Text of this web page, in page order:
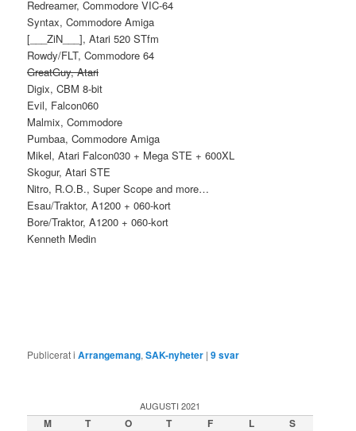
Redreamer, Commodore VIC-64
Syntax, Commodore Amiga
[___ZiN___], Atari 520 STfm
Rowdy/FLT, Commodore 64
GreatGuy, Atari
Digix, CBM 8-bit
Evil, Falcon060
Malmix, Commodore
Pumbaa, Commodore Amiga
Mikel, Atari Falcon030 + Mega STE + 600XL
Skogur, Atari STE
Nitro, R.O.B., Super Scope and more…
Esau/Traktor, A1200 + 060-kort
Bore/Traktor, A1200 + 060-kort
Kenneth Medin
Publicerat i Arrangemang,SAK-nyheter |9svar
AUGUSTI 2021
M T O T F L S